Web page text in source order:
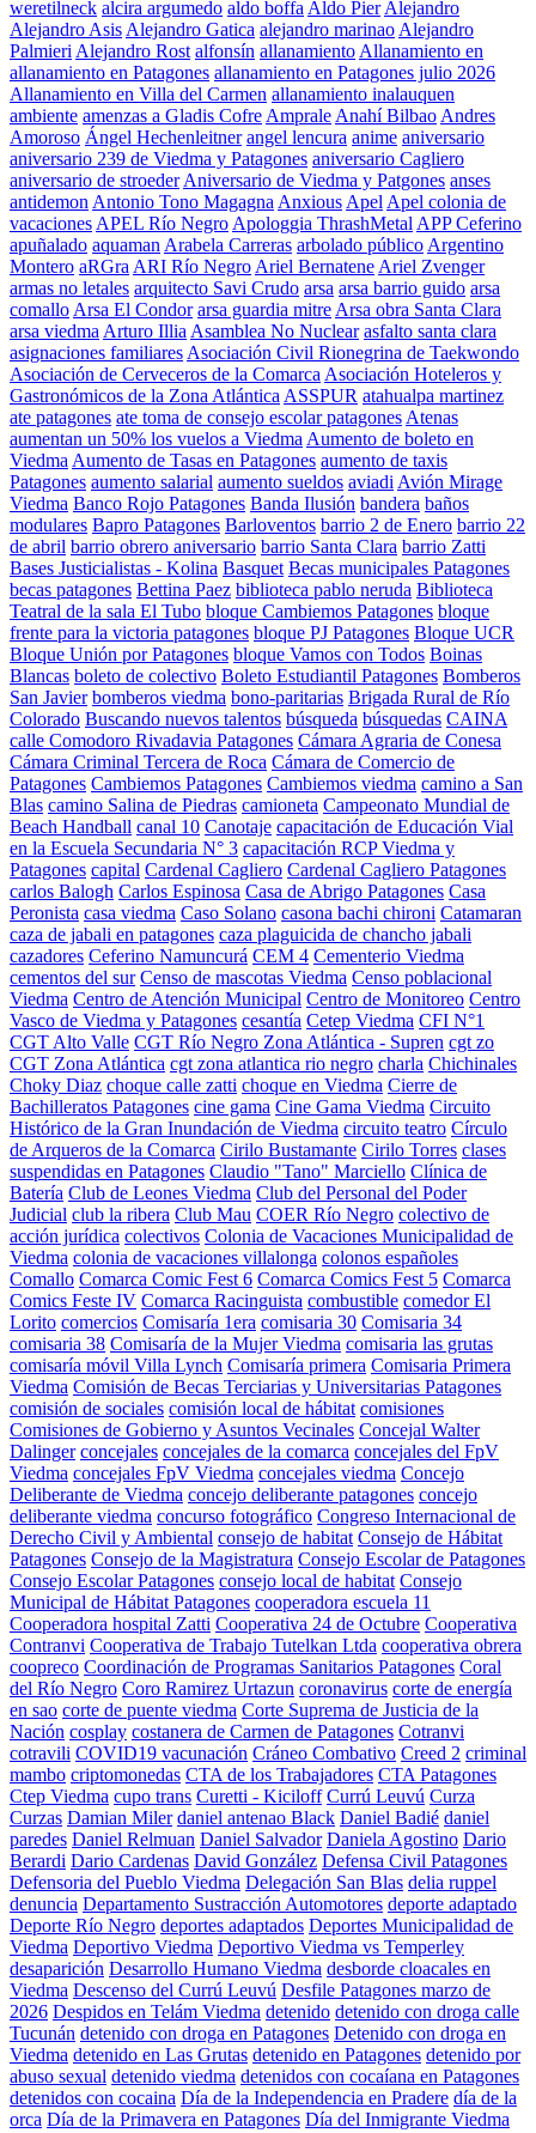
weretilneck alcira argumedo aldo boffa Aldo Pier Alejandro
Alejandro Asis Alejandro Gatica alejandro marinao Alejandro
Palmieri Alejandro Rost alfonsín allanamiento Allanamiento en
allanamiento en Patagones allanamiento en Patagones julio 2026
Allanamiento en Villa del Carmen allanamiento inalauquen
ambiente amenzas a Gladis Cofre Amprale Anahí Bilbao Andres
Amoroso Ángel Hechenleitner angel lencura anime aniversario
aniversario 239 de Viedma y Patagones aniversario Cagliero
aniversario de stroeder Aniversario de Viedma y Patgones anses
antidemon Antonio Tono Magagna Anxious Apel Apel colonia de
vacaciones APEL Río Negro Apologgia ThrashMetal APP Ceferino
apuñalado aquaman Arabela Carreras arbolado público Argentino
Montero aRGra ARI Río Negro Ariel Bernatene Ariel Zvenger
armas no letales arquitecto Savi Crudo arsa arsa barrio guido arsa
comallo Arsa El Condor arsa guardia mitre Arsa obra Santa Clara
arsa viedma Arturo Illia Asamblea No Nuclear asfalto santa clara
asignaciones familiares Asociación Civil Rionegrina de Taekwondo
Asociación de Cerveceros de la Comarca Asociación Hoteleros y
Gastronómicos de la Zona Atlántica ASSPUR atahualpa martinez
ate patagones ate toma de consejo escolar patagones Atenas
aumentan un 50% los vuelos a Viedma Aumento de boleto en
Viedma Aumento de Tasas en Patagones aumento de taxis
Patagones aumento salarial aumento sueldos aviadi Avión Mirage
Viedma Banco Rojo Patagones Banda Ilusión bandera baños
modulares Bapro Patagones Barloventos barrio 2 de Enero barrio 22
de abril barrio obrero aniversario barrio Santa Clara barrio Zatti
Bases Justicialistas - Kolina Basquet Becas municipales Patagones
becas patagones Bettina Paez biblioteca pablo neruda Biblioteca
Teatral de la sala El Tubo bloque Cambiemos Patagones bloque
frente para la victoria patagones bloque PJ Patagones Bloque UCR
Bloque Unión por Patagones bloque Vamos con Todos Boinas
Blancas boleto de colectivo Boleto Estudiantil Patagones Bomberos
San Javier bomberos viedma bono-paritarias Brigada Rural de Río
Colorado Buscando nuevos talentos búsqueda búsquedas CAINA
calle Comodoro Rivadavia Patagones Cámara Agraria de Conesa
Cámara Criminal Tercera de Roca Cámara de Comercio de
Patagones Cambiemos Patagones Cambiemos viedma camino a San
Blas camino Salina de Piedras camioneta Campeonato Mundial de
Beach Handball canal 10 Canotaje capacitación de Educación Vial
en la Escuela Secundaria N° 3 capacitación RCP Viedma y
Patagones capital Cardenal Cagliero Cardenal Cagliero Patagones
carlos Balogh Carlos Espinosa Casa de Abrigo Patagones Casa
Peronista casa viedma Caso Solano casona bachi chironi Catamaran
caza de jabali en patagones caza plaguicida de chancho jabali
cazadores Ceferino Namuncurá CEM 4 Cementerio Viedma
cementos del sur Censo de mascotas Viedma Censo poblacional
Viedma Centro de Atención Municipal Centro de Monitoreo Centro
Vasco de Viedma y Patagones cesantía Cetep Viedma CFI N°1
CGT Alto Valle CGT Río Negro Zona Atlántica - Supren cgt zo
CGT Zona Atlántica cgt zona atlantica rio negro charla Chichinales
Choky Diaz choque calle zatti choque en Viedma Cierre de
Bachilleratos Patagones cine gama Cine Gama Viedma Circuito
Histórico de la Gran Inundación de Viedma circuito teatro Círculo
de Arqueros de la Comarca Cirilo Bustamante Cirilo Torres clases
suspendidas en Patagones Claudio "Tano" Marciello Clínica de
Batería Club de Leones Viedma Club del Personal del Poder
Judicial club la ribera Club Mau COER Río Negro colectivo de
acción jurídica colectivos Colonia de Vacaciones Municipalidad de
Viedma colonia de vacaciones villalonga colonos españoles
Comallo Comarca Comic Fest 6 Comarca Comics Fest 5 Comarca
Comics Feste IV Comarca Racinguista combustible comedor El
Lorito comercios Comisaría 1era comisaria 30 Comisaria 34
comisaria 38 Comisaría de la Mujer Viedma comisaria las grutas
comisaría móvil Villa Lynch Comisaría primera Comisaria Primera
Viedma Comisión de Becas Terciarias y Universitarias Patagones
comisión de sociales comisión local de hábitat comisiones
Comisiones de Gobierno y Asuntos Vecinales Concejal Walter
Dalinger concejales concejales de la comarca concejales del FpV
Viedma concejales FpV Viedma concejales viedma Concejo
Deliberante de Viedma concejo deliberante patagones concejo
deliberante viedma concurso fotográfico Congreso Internacional de
Derecho Civil y Ambiental consejo de habitat Consejo de Hábitat
Patagones Consejo de la Magistratura Consejo Escolar de Patagones
Consejo Escolar Patagones consejo local de habitat Consejo
Municipal de Hábitat Patagones cooperadora escuela 11
Cooperadora hospital Zatti Cooperativa 24 de Octubre Cooperativa
Contranvi Cooperativa de Trabajo Tutelkan Ltda cooperativa obrera
coopreco Coordinación de Programas Sanitarios Patagones Coral
del Río Negro Coro Ramirez Urtazun coronavirus corte de energía
en sao corte de puente viedma Corte Suprema de Justicia de la
Nación cosplay costanera de Carmen de Patagones Cotranvi
cotravili COVID19 vacunación Cráneo Combativo Creed 2 criminal
mambo criptomonedas CTA de los Trabajadores CTA Patagones
Ctep Viedma cupo trans Curetti - Kiciloff Currú Leuvú Curza
Curzas Damian Miler daniel antenao Black Daniel Badié daniel
paredes Daniel Relmuan Daniel Salvador Daniela Agostino Dario
Berardi Dario Cardenas David González Defensa Civil Patagones
Defensoria del Pueblo Viedma Delegación San Blas delia ruppel
denuncia Departamento Sustracción Automotores deporte adaptado
Deporte Río Negro deportes adaptados Deportes Municipalidad de
Viedma Deportivo Viedma Deportivo Viedma vs Temperley
desaparición Desarrollo Humano Viedma desborde cloacales en
Viedma Descenso del Currú Leuvú Desfile Patagones marzo de
2026 Despidos en Telám Viedma detenido detenido con droga calle
Tucunán detenido con droga en Patagones Detenido con droga en
Viedma detenido en Las Grutas detenido en Patagones detenido por
abuso sexual detenido viedma detenidos con cocaíana en Patagones
detenidos con cocaina Día de la Independencia en Pradere día de la
orca Día de la Primavera en Patagones Día del Inmigrante Viedma